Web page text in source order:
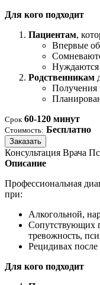
Для кого подходит
Пациентам,
Впервые
Нуждаются
Родственникам
Получения
Срок 60-120 минут
Стоимость: Бесплатно
Заказать
Консультация Врача
Описание
Профессиональная
при:
Алкогольной,
Сопутствующих
тревожность,
Рецидивах
Для кого подходит